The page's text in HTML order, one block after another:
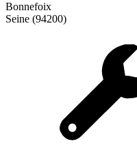
Bonnefoix
Seine (94200)